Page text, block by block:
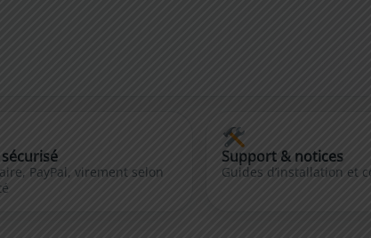
PayPal, virement selon
Support & notices
Guides d’installation et